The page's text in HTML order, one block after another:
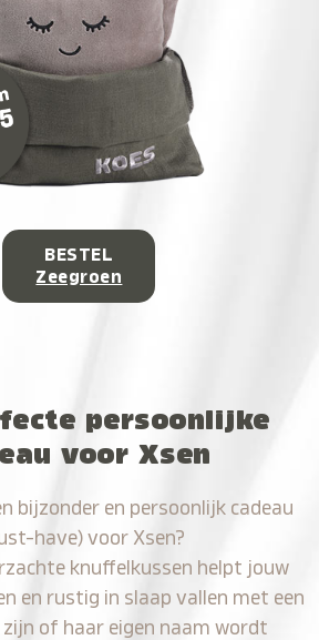
BESTEL
Zeegroen
persoonlijke
voor Xsen
bijzonder en persoonlijk cadeau
have) voor Xsen?
knuffelkussen helpt jouw
en rustig in slaap vallen met een
zijn of haar eigen naam wordt